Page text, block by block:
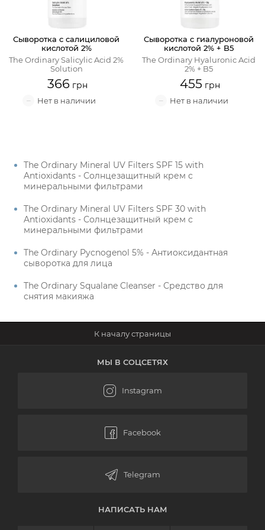
Сыворотка с салициловой
кислотой 2%
The Ordinary Salicylic Acid 2%
Solution
366
Сыворотка с гиалуроновой
кислотой 2% + B5
The Ordinary Hyaluronic Acid
2% + B5
455
The Ordinary Mineral UV Filters SPF 15 with
Antioxidants - Солнцезащитный крем с
минеральными фильтрами
The Ordinary Mineral UV Filters SPF 30 with
Antioxidants - Солнцезащитный крем с
минеральными фильтрами
The Ordinary Pycnogenol 5% - Антиоксидантная
сыворотка для лица
The Ordinary Squalane Cleanser - Средство для
снятия макияжа
МЫ В СОЦСЕТЯХ
НАПИСАТЬ НАМ